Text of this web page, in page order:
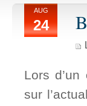
AUG
24
Lors
sur